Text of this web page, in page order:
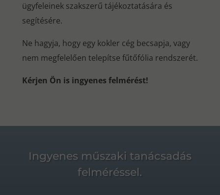
ügyfeleinek szakszerű tájékoztatására és
segítésére.
Ne hagyja, hogy egy kokler cég becsapja, vagy
nem megfelelően telepítse fűtőfólia rendszerét.
Kérjen Ön is ingyenes felmérést!
Ingyenes műszaki tanácsadás
felméréssel.